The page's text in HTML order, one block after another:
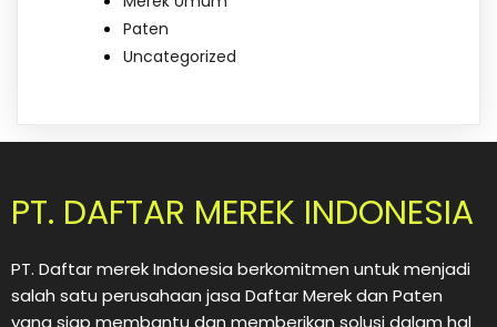
Paten
Uncategorized
PT. DAFTAR MEREK INDONESIA
PT. Daftar merek Indonesia berkomitmen untuk menjadi
salah satu perusahaan jasa Daftar Merek dan Paten
yang siap membantu dan memberikan solusi dalam hal